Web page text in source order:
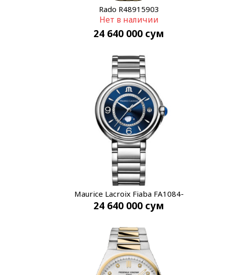
Rado R48915903
Нет в наличии
24 640 000 сум
Maurice Lacroix Fiaba FA1084-
SS002-420-1
24 640 000 сум